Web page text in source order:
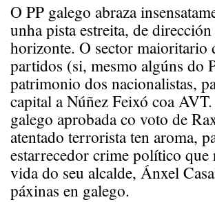
O PP galego abraza
unha pista estreita, de
horizonte. O sector maioritario
partidos (si, mesmo algúns do
patrimonio dos nacionalistas,
capital a Núñez Feixó coa
galego aprobada co voto de
atentado terrorista ten aroma,
estarrecedor crime político
vida do seu alcalde, Ánxel
páxinas en galego.